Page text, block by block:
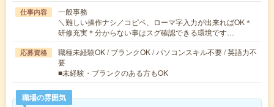
仕事内容
一般事務
＼難しい操作ナシ／コピペ、ローマ字入力が出来ればOK＊
研修充実＊分からない事はスグ確認できる環境です…
応募資格
職種未経験OK / ブランクOK / パソコンスキル不要 / 英語力不
要
■未経験・ブランクのある方もOK
職場の雰囲気